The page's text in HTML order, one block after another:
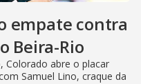
empate contra
Beira-Rio
Colorado abre o placar
Samuel Lino, craque da